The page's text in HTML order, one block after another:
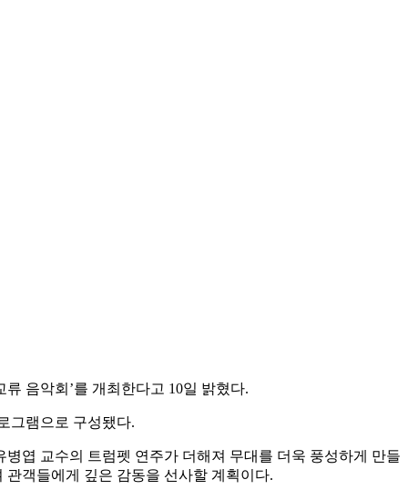
음악회’를 개최한다고 10일 밝혔다.
그램으로 구성됐다.
엽 교수의 트럼펫 연주가 더해져 무대를 더욱 풍성하게 만들
객들에게 깊은 감동을 선사할 계획이다.